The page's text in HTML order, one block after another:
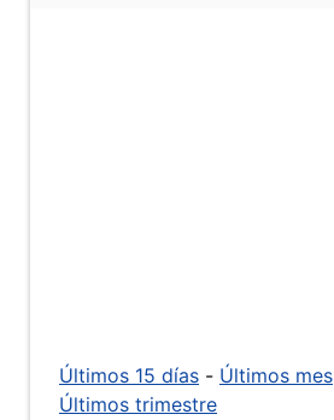
Últimos 15 días - Últimos mes
Últimos trimestre